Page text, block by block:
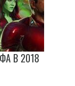
В 2018